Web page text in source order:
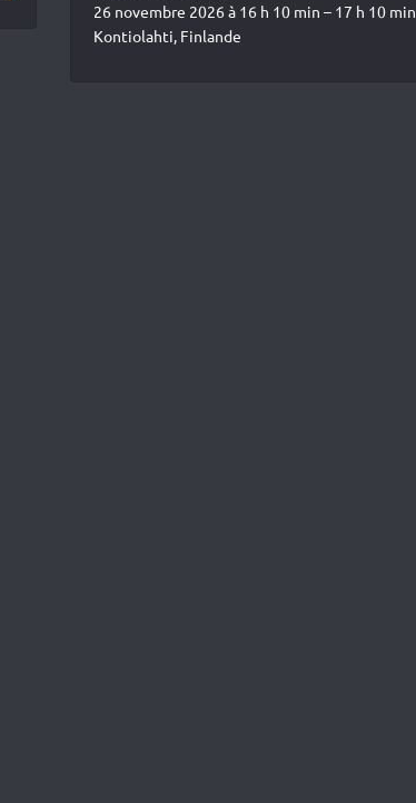
26 novembre 2026 à 16 h 10 min – 17 h 10 min
Kontiolahti, Finlande